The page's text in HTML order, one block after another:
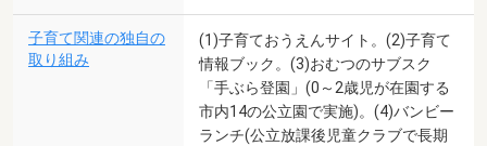
子育て関連の独自の
取り組み
(1)子育ておうえんサイト。(2)子育て
情報ブック。(3)おむつのサブスク
「手ぶら登園」(0～2歳児が在園する
市内14の公立園で実施)。(4)バンビー
ランチ(公立放課後児童クラブで長期